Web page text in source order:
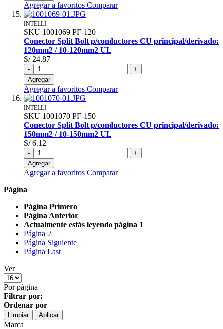
Agregar a favoritos Comparar
INTELLI
SKU 1001069 PF-120
Conector Split Bolt p/conductores CU principal/derivado:
120mm2 / 10-120mm2 UL
S/ 24.87
-
+
Agregar
Agregar a favoritos Comparar
INTELLI
SKU 1001070 PF-150
Conector Split Bolt p/conductores CU principal/derivado:
150mm2 / 10-150mm2 UL
S/ 6.12
-
+
Agregar
Agregar a favoritos Comparar
Página
Página Primero
Página Anterior
Actualmente estás leyendo página 1
Página 2
Página Siguiente
Página Last
Ver
Por página
Filtrar por:
Ordenar por
Limpiar Aplicar
Marca